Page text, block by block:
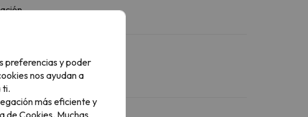
preferencias y poder
nos ayudan a
ti.
más eficiente y
de Cookies. Muchas